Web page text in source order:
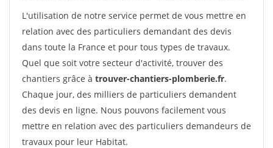
L'utilisation de notre service permet de vous mettre en
relation avec des particuliers demandant des devis
dans toute la France et pour tous types de travaux.
Quel que soit votre secteur d'activité, trouver des
chantiers grâce à trouver-chantiers-plomberie.fr.
Chaque jour, des milliers de particuliers demandent
des devis en ligne. Nous pouvons facilement vous
mettre en relation avec des particuliers demandeurs de
travaux pour leur Habitat.